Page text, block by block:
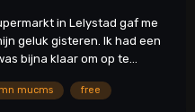
in Lelystad gaf me
geluk gisteren. Ik had een
bijna klaar om op te...
mucms free